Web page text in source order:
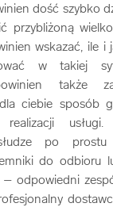
dość szybko
przybliżoną
wskazać, ile i
w takiej
także
ciebie sposób
usługi.
po
do odbioru
– odpowiedni